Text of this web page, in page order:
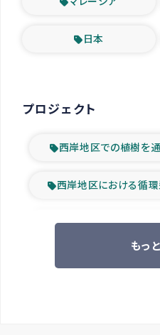
日本
プロジェクト
西岸地区での植樹を
西岸地区における循
ツアー
緊急
もっ